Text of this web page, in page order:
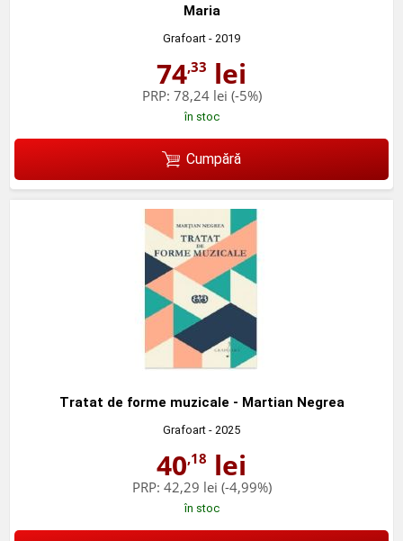
Maria
Grafoart - 2019
74,33 lei
PRP: 78,24 lei (-5%)
în stoc
Cumpără
Tratat de forme muzicale - Martian Negrea
Grafoart - 2025
40,18 lei
PRP: 42,29 lei (-4,99%)
în stoc